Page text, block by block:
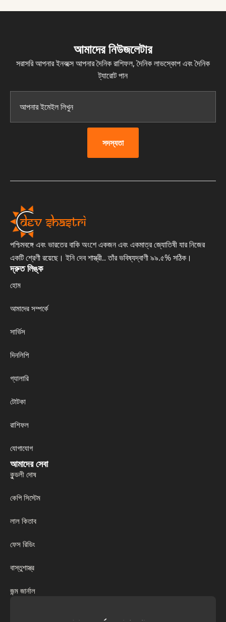
আমাদের নিউজলেটার
সরাসরি আপনার ইনবক্সে আপনার দৈনিক রাশিফল, দৈনিক লাভস্কোপ এবং দৈনিক
ট্যারোট পান
সদস্যতা
পশ্চিমবঙ্গে এবং ভারতের বাকি অংশে একজন এবং একমাত্র জ্যোতিষী যার নিজের
একটি শ্রেণী রয়েছে। ইনি দেব শাস্ত্রী.. তাঁর ভবিষ্যদ্বাণী ৯৯.৫% সঠিক।
দ্রুত লিঙ্ক
হোম
আমাদের সম্পর্কে
সার্ভিস
দিনলিপি
গ্যালারি
টোটকা
রাশিফল
যোগাযোগ
আমাদের সেবা
কুন্ডলী দোষ
কেপি সিস্টেম
লাল কিতাব
ফেস রিডিং
বাস্তুশাস্ত্র
জন্ম জার্নাল